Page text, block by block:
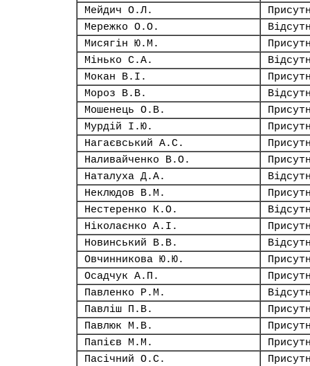
Мейдич О.Л.
Мережко О.О.
Мисягін Ю.М.
Мінько С.А.
Мокан В.І.
Мороз В.В.
Мошенець О.В.
Мурдій І.Ю.
Нагаєвський А.С.
Наливайченко В.О.
Наталуха Д.А.
Неклюдов В.М.
Нестеренко К.О.
Ніколаєнко А.І.
Новинський В.В.
Овчинникова Ю.Ю.
Осадчук А.П.
Павленко Р.М.
Павліш П.В.
Павлюк М.В.
Папієв М.М.
Пасічний О.С.